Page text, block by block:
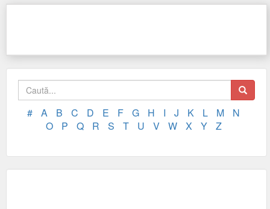
# A B C D E F G H I J K L M
N
O
P Q R S T U V W X Y Z